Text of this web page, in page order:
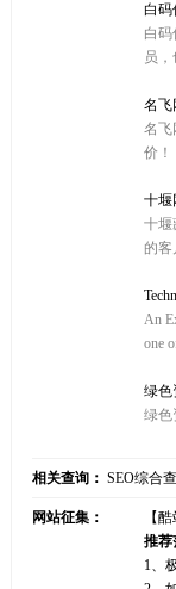
白码
白
员
名飞
名飞
价！
十堰
十堰
的客
An
one
绿色
绿色
相关查询： SEO综合
网站征集：
【
推荐
1、